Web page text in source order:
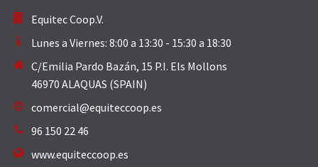
Equitec Coop.V.
Lunes a Viernes: 8:00 a 13:30 - 15:30 a 18:30
C/Emilia Pardo Bazán, 15 P.I. Els Mollons
46970 ALAQUAS (SPAIN)
comercial@equiteccoop.es
96 150 22 46
www.equiteccoop.es